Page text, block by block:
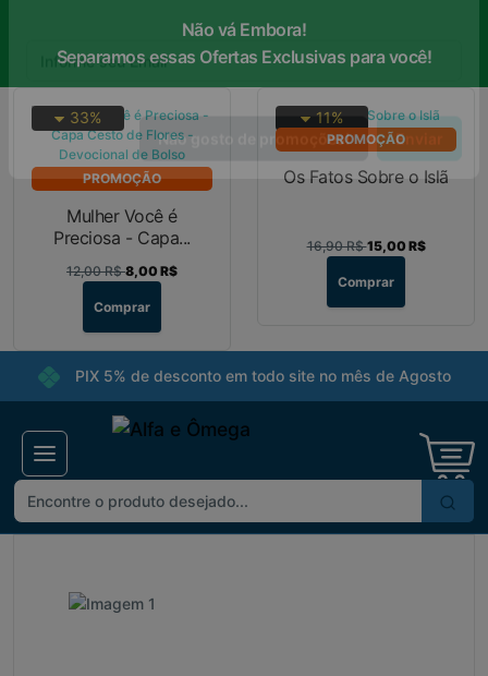
Não vá Embora!
Separamos essas Ofertas Exclusivas para você!
PROMOÇÃO
33%
Mulher Você é
Preciosa - Capa...
12,00 R$8,00 R$
Comprar
PROMOÇÃO
11%
Os Fatos Sobre o Islã
16,90 R$15,00 R$
Comprar
PIX 5% de desconto em todo site no mês de Agosto
Receba ofertas e descontos exclusivos
Não gosto de promoções! Enviar